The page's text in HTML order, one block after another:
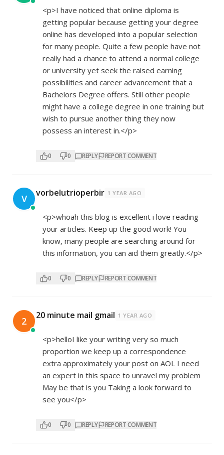
<p>I have noticed that online diploma is
getting popular because getting your degree
online has developed into a popular selection
for many people. Quite a few people have not
really had a chance to attend a normal college
or university yet seek the raised earning
possibilities and career advancement that a
Bachelors Degree offers. Still other people
might have a college degree in one training but
wish to pursue another thing they now
possess an interest in.</p>
0 0 REPLY REPORT COMMENT
V vorbelutrioperbir 1 YEAR AGO
<p>whoah this blog is excellent i love reading
your articles. Keep up the good work! You
know, many people are searching around for
this information, you can aid them greatly.</p>
0 0 REPLY REPORT COMMENT
2 20 minute mail gmail 1 YEAR AGO
<p>helloI like your writing very so much
proportion we keep up a correspondence
extra approximately your post on AOL I need
an expert in this space to unravel my problem
May be that is you Taking a look forward to
see you</p>
0 0 REPLY REPORT COMMENT